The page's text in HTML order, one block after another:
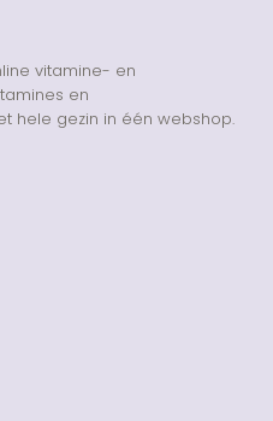
vitamine- en
en
hele gezin in één webshop.